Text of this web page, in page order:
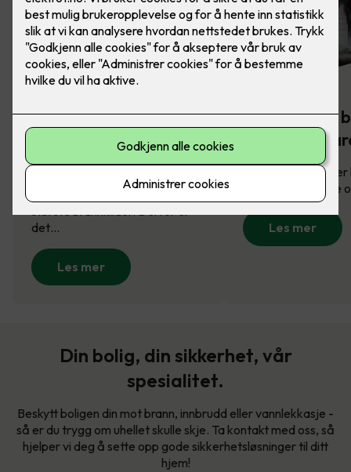
Komfyrvakt -
brannsikkerhet på
kjøkkenet
største brannkilder. Derfor er
det…
Les mer
Slik sikrer du
mot
Brannsikring
derfor viktig å vite
Les mer
Din bolig, din sikkerhet, vår
spesialitet.
Beskytt boligen din mot brann, innbrudd eller vannlekkasje -
så er du trygg om uhellet skulle skje. Ta kontakt med oss, så
hjelper vi deg å sette opp gode sikkerhetsløsninger til ditt
hjem!